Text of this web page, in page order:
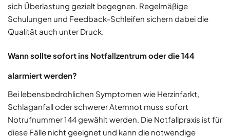
sich Überlastung gezielt begegnen. Regelmäßige
Schulungen und Feedback-Schleifen sichern dabei die
Qualität auch unter Druck.
Wann sollte sofort ins Notfallzentrum oder die 144
alarmiert werden?
Bei lebensbedrohlichen Symptomen wie Herzinfarkt,
Schlaganfall oder schwerer Atemnot muss sofort
Notrufnummer 144 gewählt werden. Die Notfallpraxis ist für
diese Fälle nicht geeignet und kann die notwendige